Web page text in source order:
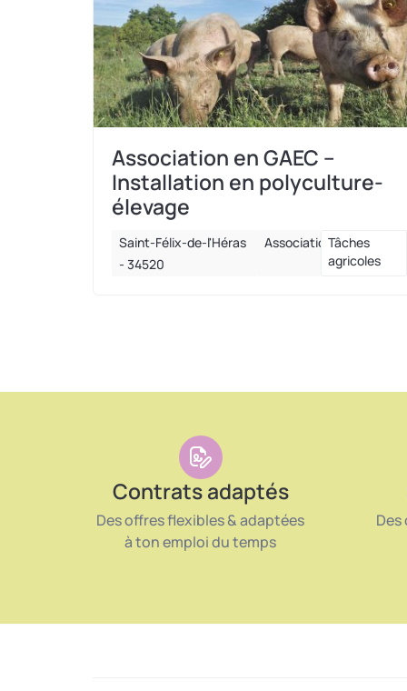
Association en GAEC –
Installation en polyculture-
élevage
Saint-Félix-de-l'Héras
- 34520
AssociationTâches
agricoles
Contrats adaptés
Des offres flexibles & adaptées
à ton emploi du temps
Des